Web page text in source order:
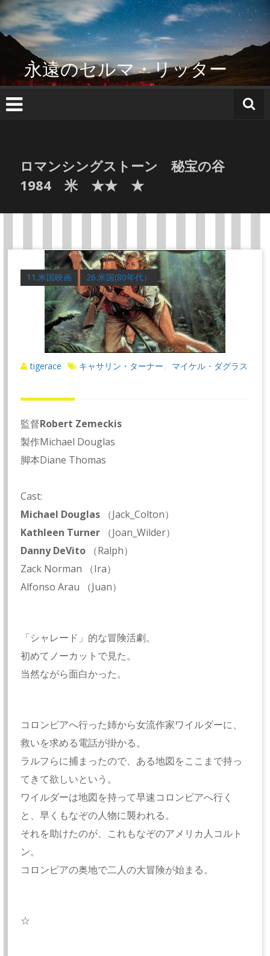
コ
ン
テ
へ
ス
キ
永遠のセルマ・リッター
ロマンシングストーン 秘宝の谷
1984 米 ★★ ★
11.米国映画 26.米国(80年代）
tigerace キャサリン・ターナー マイケル・ダグラス
監督Robert Zemeckis
製作Michael Douglas
脚本Diane Thomas
Cast:
Michael Douglas （Jack_Colton）
Kathleen Turner （Joan_Wilder）
Danny DeVito （Ralph）
Zack Norman （Ira）
Alfonso Arau （Juan）
「シャレード」的な冒険活劇。
初めてノーカットで見た。
当然ながら面白かった。
コロンビアへ行った姉から女流作家ワイルダーに、
救いを求める電話が掛かる。
ラルフらに捕まったので、ある地図をここまで持っ
てきて欲しいという。
ワイルダーは地図を持って早速コロンビアへ行く
と、早くもなぞの人物に襲われる。
それを助けたのが、これもなぞのアメリカ人コルト
ン。
コロンビアの奥地で二人の大冒険が始まる。
☆